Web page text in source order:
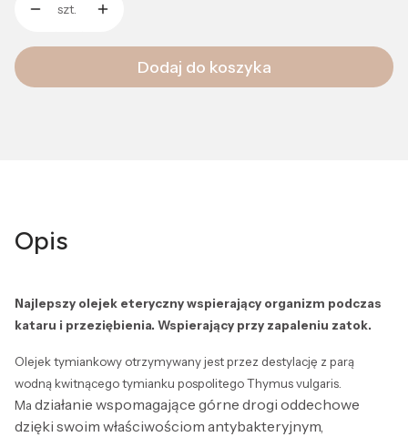
szt.
Dodaj do koszyka
Opis
Najlepszy olejek eteryczny wspierający organizm podczas
kataru i przeziębienia. Wspierający przy zapaleniu zatok.
Olejek tymiankowy otrzymywany jest przez destylację z parą
wodną kwitnącego tymianku pospolitego Thymus vulgaris.
Ma działanie wspomagające górne drogi oddechowe
dzięki swoim właściwościom antybakteryjnym,